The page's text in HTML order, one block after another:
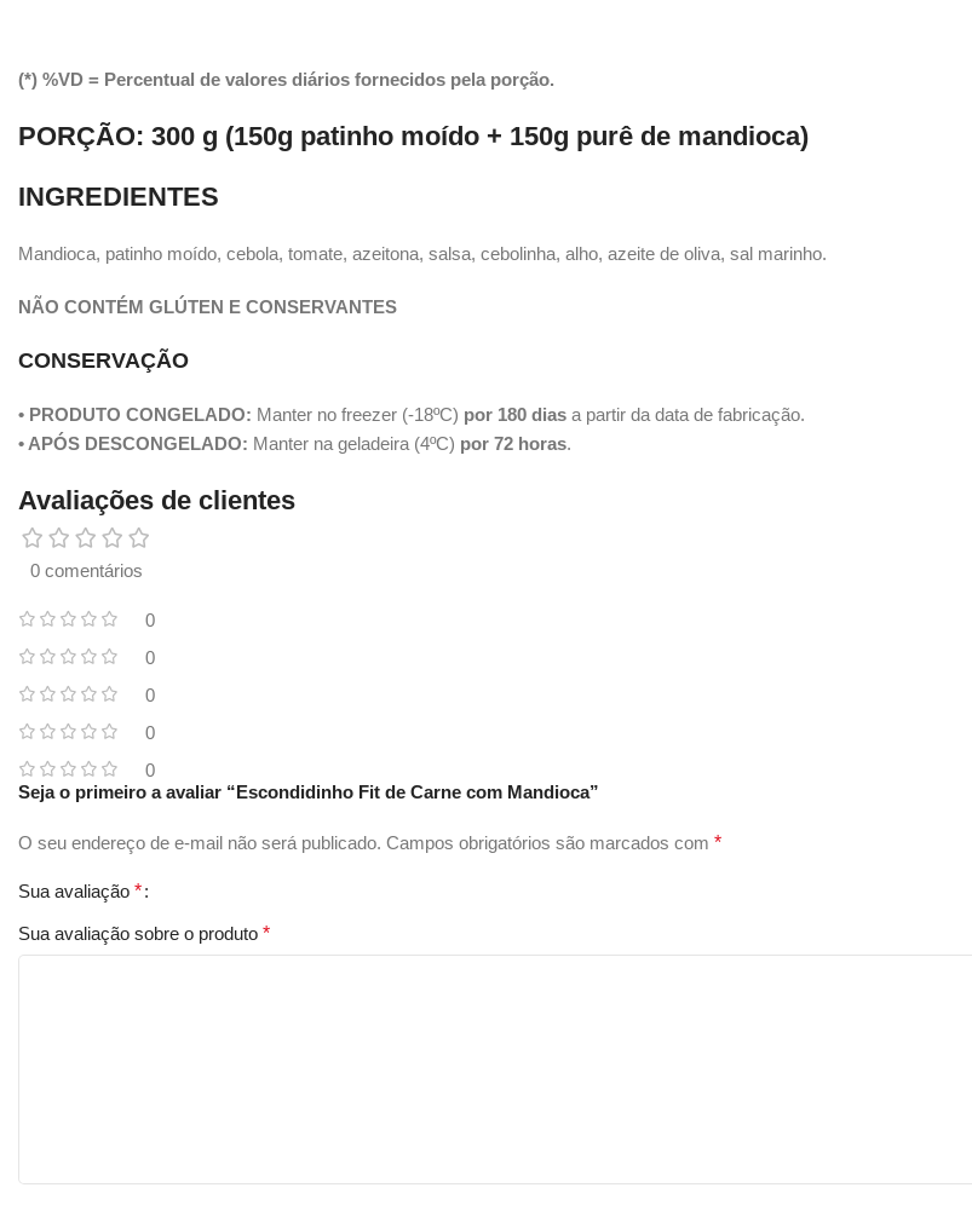
(*) %VD = Percentual de valores diários fornecidos pela porção.
PORÇÃO: 300 g (150g patinho moído + 150g purê de mandioca)
INGREDIENTES
Mandioca, patinho moído, cebola, tomate, azeitona, salsa, cebolinha, alho, azeite de oliva, sal marinho.
NÃO CONTÉM GLÚTEN E CONSERVANTES
CONSERVAÇÃO
• PRODUTO CONGELADO: Manter no freezer (-18ºC) por 180 dias a partir da data de fabricação.
• APÓS DESCONGELADO: Manter na geladeira (4ºC) por 72 horas.
Avaliações de clientes
0 comentários
0
0
0
0
0
Seja o primeiro a avaliar “Escondidinho Fit de Carne com Mandioca”
O seu endereço de e-mail não será publicado. Campos obrigatórios são marcados com *
Sua avaliação *
Sua avaliação sobre o produto *